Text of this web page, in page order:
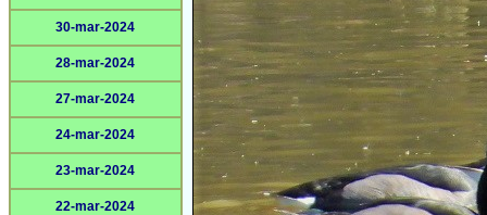
30-mar-2024
28-mar-2024
27-mar-2024
24-mar-2024
23-mar-2024
22-mar-2024